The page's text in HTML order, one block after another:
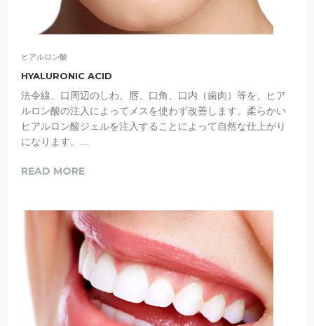
ヒアルロン酸
HYALURONIC ACID
法令線、口周辺のしわ、唇、口角、口内（歯肉）等を、ヒア
ルロン酸の注入によってメスを使わず改善します。柔らかい
ヒアルロン酸ジェルを注入することによって自然な仕上がり
になります。...
READ MORE